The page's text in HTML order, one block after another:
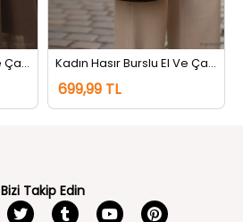
Kadın Hasır Burslu El Ve Çapraz Çanta Vizon Kadın Hasır Burslu El Ve Çapraz Çanta Kahve
699,99 TL
Bizi Takip Edin